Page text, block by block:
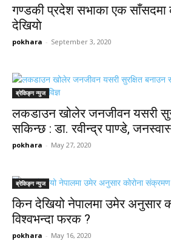
गण्डकी प्रदेश सभाका एक साँसदमा
देखियाे
pokhara - September 3, 2020
ब्रेकिङ्ग न्युज
लकडाउन खोलेर जनजीवन यसरी
सकिन्छ : डा. रवीन्द्र पाण्डे,
pokhara - May 27, 2020
ब्रेकिङ्ग न्युज
किन देखियो नेपालमा उमेर अनुसार
विश्वभन्दा फरक ?
pokhara - May 16, 2020